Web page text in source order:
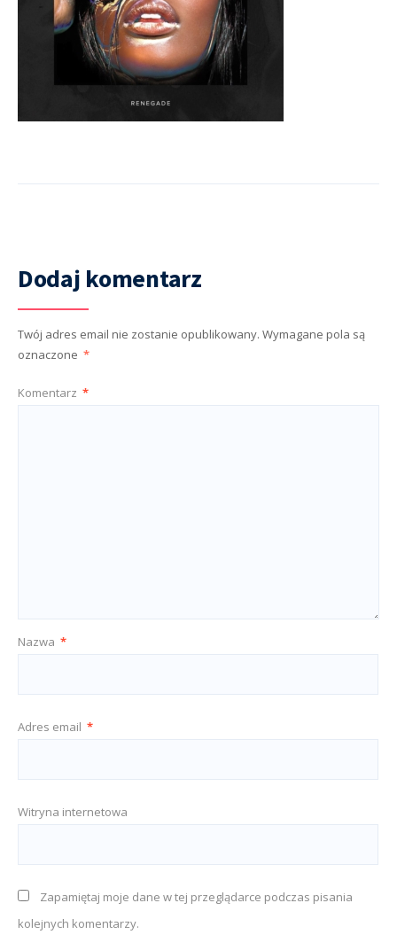
Dodaj komentarz
Twój adres email nie zostanie opublikowany. Wymagane pola są
oznaczone *
Komentarz *
Nazwa *
Adres email *
Witryna internetowa
Zapamiętaj moje dane w tej przeglądarce podczas pisania
kolejnych komentarzy.